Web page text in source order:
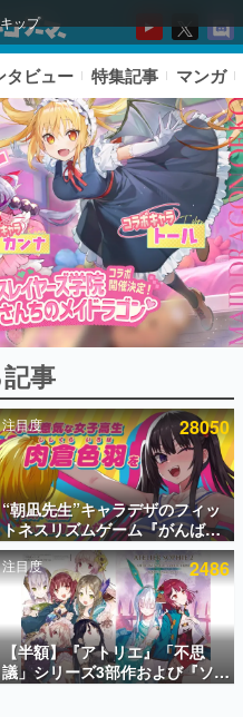
ップ
ンキング
ページビュー数万以上！ などな
た、電ファミ渾身の“殿堂入り”記
タビュー 特集記事 マンガ
事
注目度 28050
“朝凪先生”キャラデザのフィッ
トネスリズムゲーム『がんば
れ！チアリズム』Steamストア
ページが公開。キャラクターの
CVは陽向葵ゅかさん
注目度 2486
【半額】『アトリエ』「不思
議」シリーズ3部作および『ソフ
ィーのアトリエ2』公式画集の